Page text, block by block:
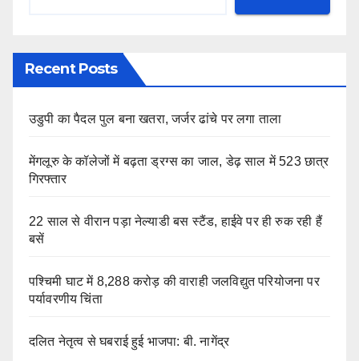
Recent Posts
उडुपी का पैदल पुल बना खतरा, जर्जर ढांचे पर लगा ताला
मेंगलूरु के कॉलेजों में बढ़ता ड्रग्स का जाल, डेढ़ साल में 523 छात्र
गिरफ्तार
22 साल से वीरान पड़ा नेल्याडी बस स्टैंड, हाईवे पर ही रुक रही हैं
बसें
पश्चिमी घाट में 8,288 करोड़ की वाराही जलविद्युत परियोजना पर
पर्यावरणीय चिंता
दलित नेतृत्व से घबराई हुई भाजपा: बी. नागेंद्र